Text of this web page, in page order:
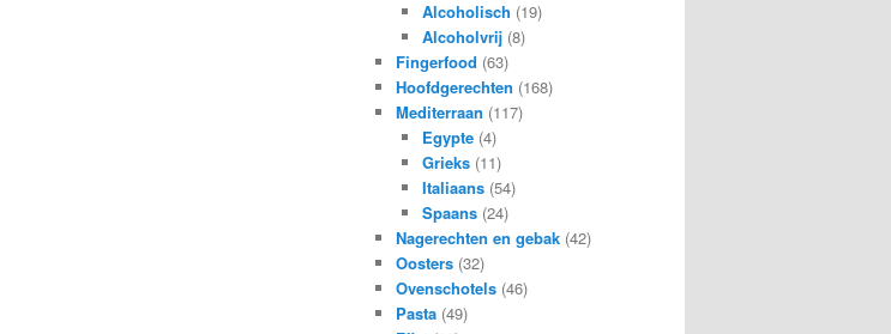
Alcoholisch (19)
Alcoholvrij (8)
Fingerfood (63)
Hoofdgerechten (168)
Mediterraan (117)
Egypte (4)
Grieks (11)
Italiaans (54)
Spaans (24)
Nagerechten en gebak(42)
Oosters(32)
Ovenschotels(46)
Pasta(49)